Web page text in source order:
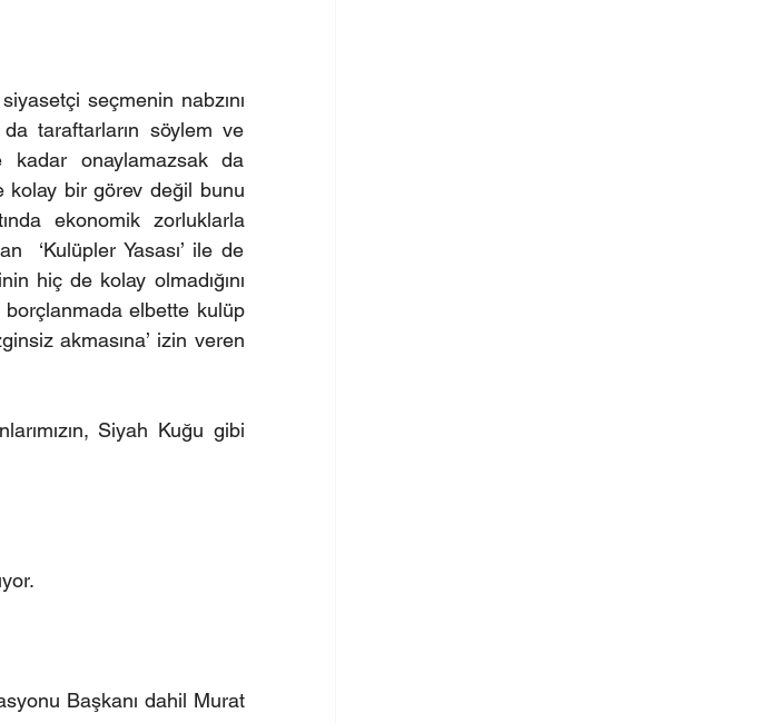
seçmenin nabzını
taraftarların söylem ve
kadar onaylamazsak da
kolay bir görev değil bunu
ekonomik zorluklarla
‘Kulüpler Yasası’ ile de
hiç de kolay olmadığını
elbette kulüp
akmasına’ izin veren
Siyah Kuğu gibi
Başkanı dahil Murat